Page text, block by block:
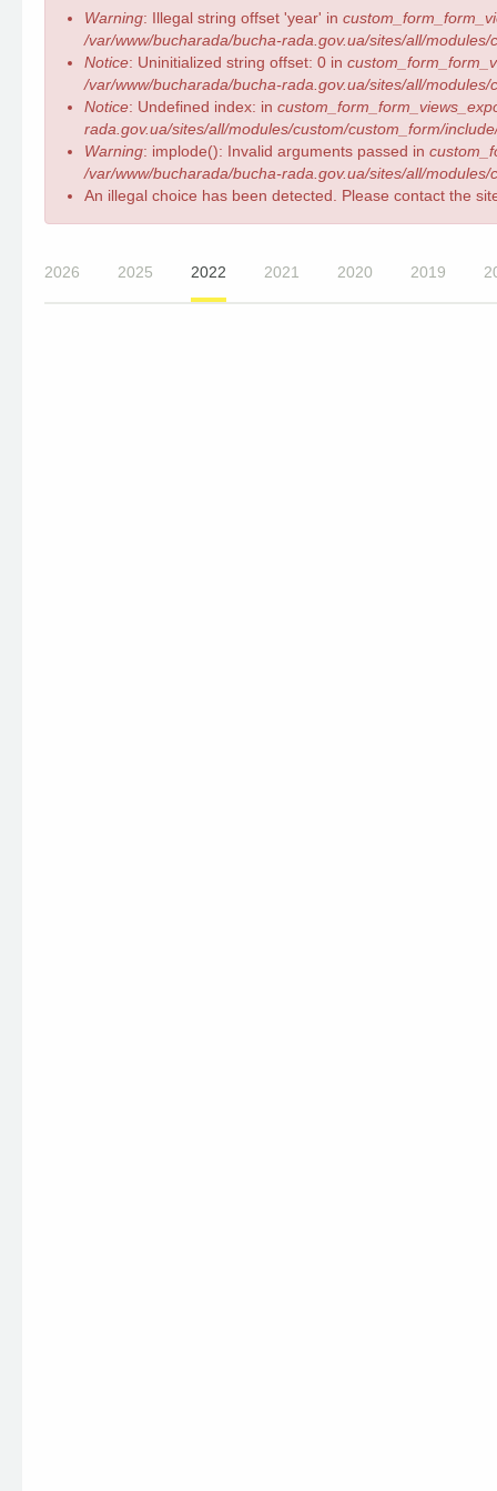
Error
message
Warning: Illegal string offset 'year' in
/var/www/bucharada/bucha-rada.gov.ua/sites/all/
Notice: Uninitialized string offset: 0 in
/var/www/bucharada/bucha-rada.gov.ua/sites/all/
Notice: Undefined index: in
rada.gov.ua/sites/all/modules/custom/custom_form/
Warning: implode(): Invalid arguments passed in
/var/www/bucharada/bucha-rada.gov.ua/sites/all/
An illegal choice has been detected. Please contact the
2026 2025 2022 2021 2020 2019